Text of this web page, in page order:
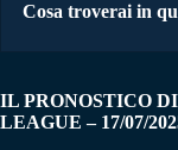
Cosa troverai in
IL PRONOSTICO
LEAGUE – 17/07/